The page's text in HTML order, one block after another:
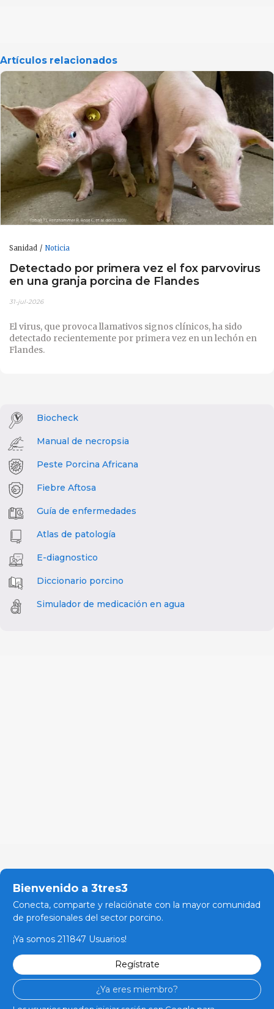
Artículos relacionados
Sanidad Noticia
Detectado por primera vez el fox parvovirus
en una granja porcina de Flandes
31-jul-2026
El virus, que provoca llamativos signos clínicos, ha sido
detectado recientemente por primera vez en un lechón en
Flandes.
Biocheck
Manual de necropsia
Peste Porcina Africana
Fiebre Aftosa
Guía de enfermedades
Atlas de patología
E-diagnostico
Diccionario porcino
Simulador de medicación en agua
Bienvenido a 3tres3
Conecta, comparte y relaciónate con la mayor comunidad
de profesionales del sector porcino.
¡Ya somos 211847 Usuarios!
Regístrate
¿Ya eres miembro?